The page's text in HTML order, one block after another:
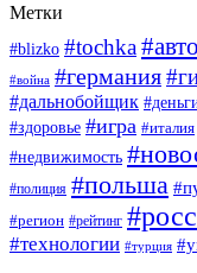
Метки
#blizko #tochka#авто
#война #германия
#дальнобойщик
#здоровье #игра #италия
#недвижимость
#полиция #польша
#регион #рейтинг
#технологии #турция